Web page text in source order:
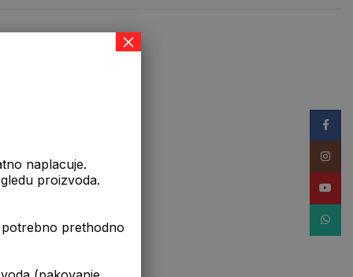
naplacuje.
proizvoda.
prethodno
×